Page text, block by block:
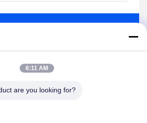
6:11 AM
are you looking for?